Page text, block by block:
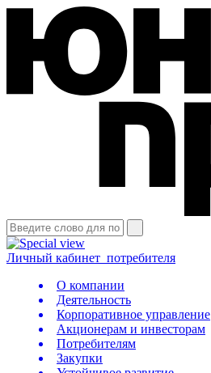
Личный кабинет потребителя
О компании
Деятельность
Корпоративное управление
Акционерам и инвесторам
Потребителям
Закупки